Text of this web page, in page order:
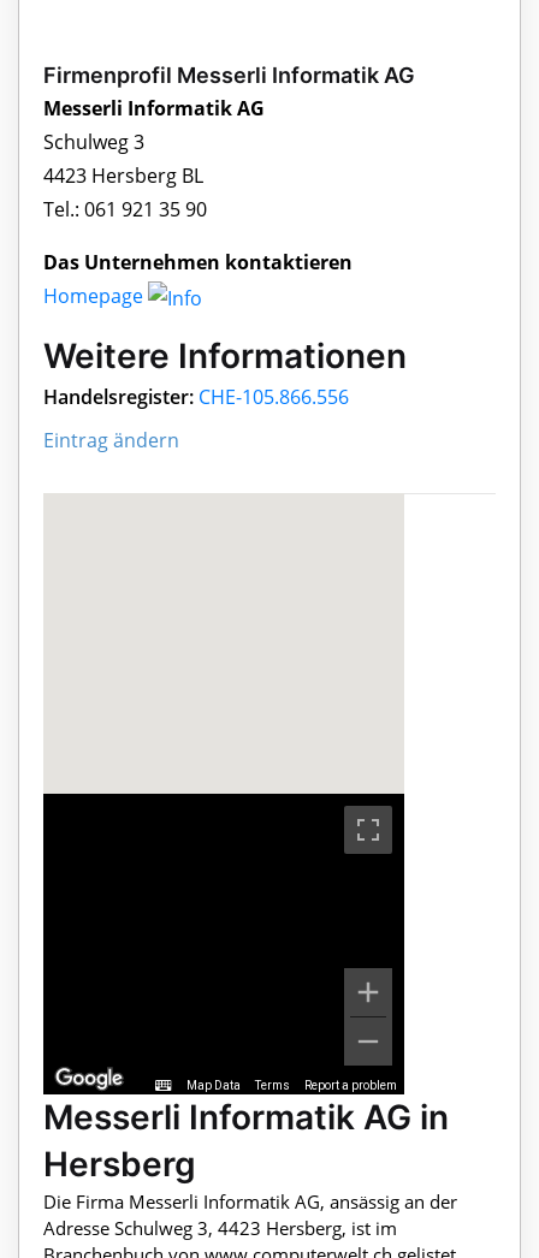
Firmenprofil Messerli Informatik AG
Messerli Informatik AG
Schulweg 3
4423 Hersberg BL
Tel.: 061 921 35 90
Das Unternehmen kontaktieren
Homepage
Weitere Informationen
Handelsregister: CHE-105.866.556
Eintrag ändern
Map Data Terms Report a problem
Messerli Informatik AG in
Hersberg
Die Firma Messerli Informatik AG, ansässig an der
Adresse Schulweg 3, 4423 Hersberg, ist im